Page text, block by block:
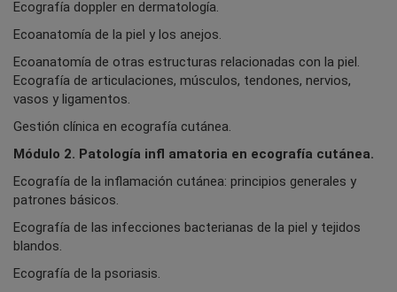
Ecografía doppler en dermatología.
Ecoanatomía de la piel y los anejos.
Ecoanatomía de otras estructuras relacionadas con la piel.
Ecografía de articulaciones, músculos, tendones, nervios,
vasos y ligamentos.
Gestión clínica en ecografía cutánea.
Módulo 2. Patología infl amatoria en ecografía cutánea.
Ecografía de la inflamación cutánea: principios generales y
patrones básicos.
Ecografía de las infecciones bacterianas de la piel y tejidos
blandos.
Ecografía de la psoriasis.